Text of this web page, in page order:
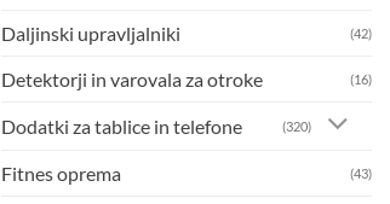
Daljinski upravljalniki (42)
Detektorji in varovala za otroke (16)
Dodatki za tablice in telefone (320)
Fitnes oprema (43)